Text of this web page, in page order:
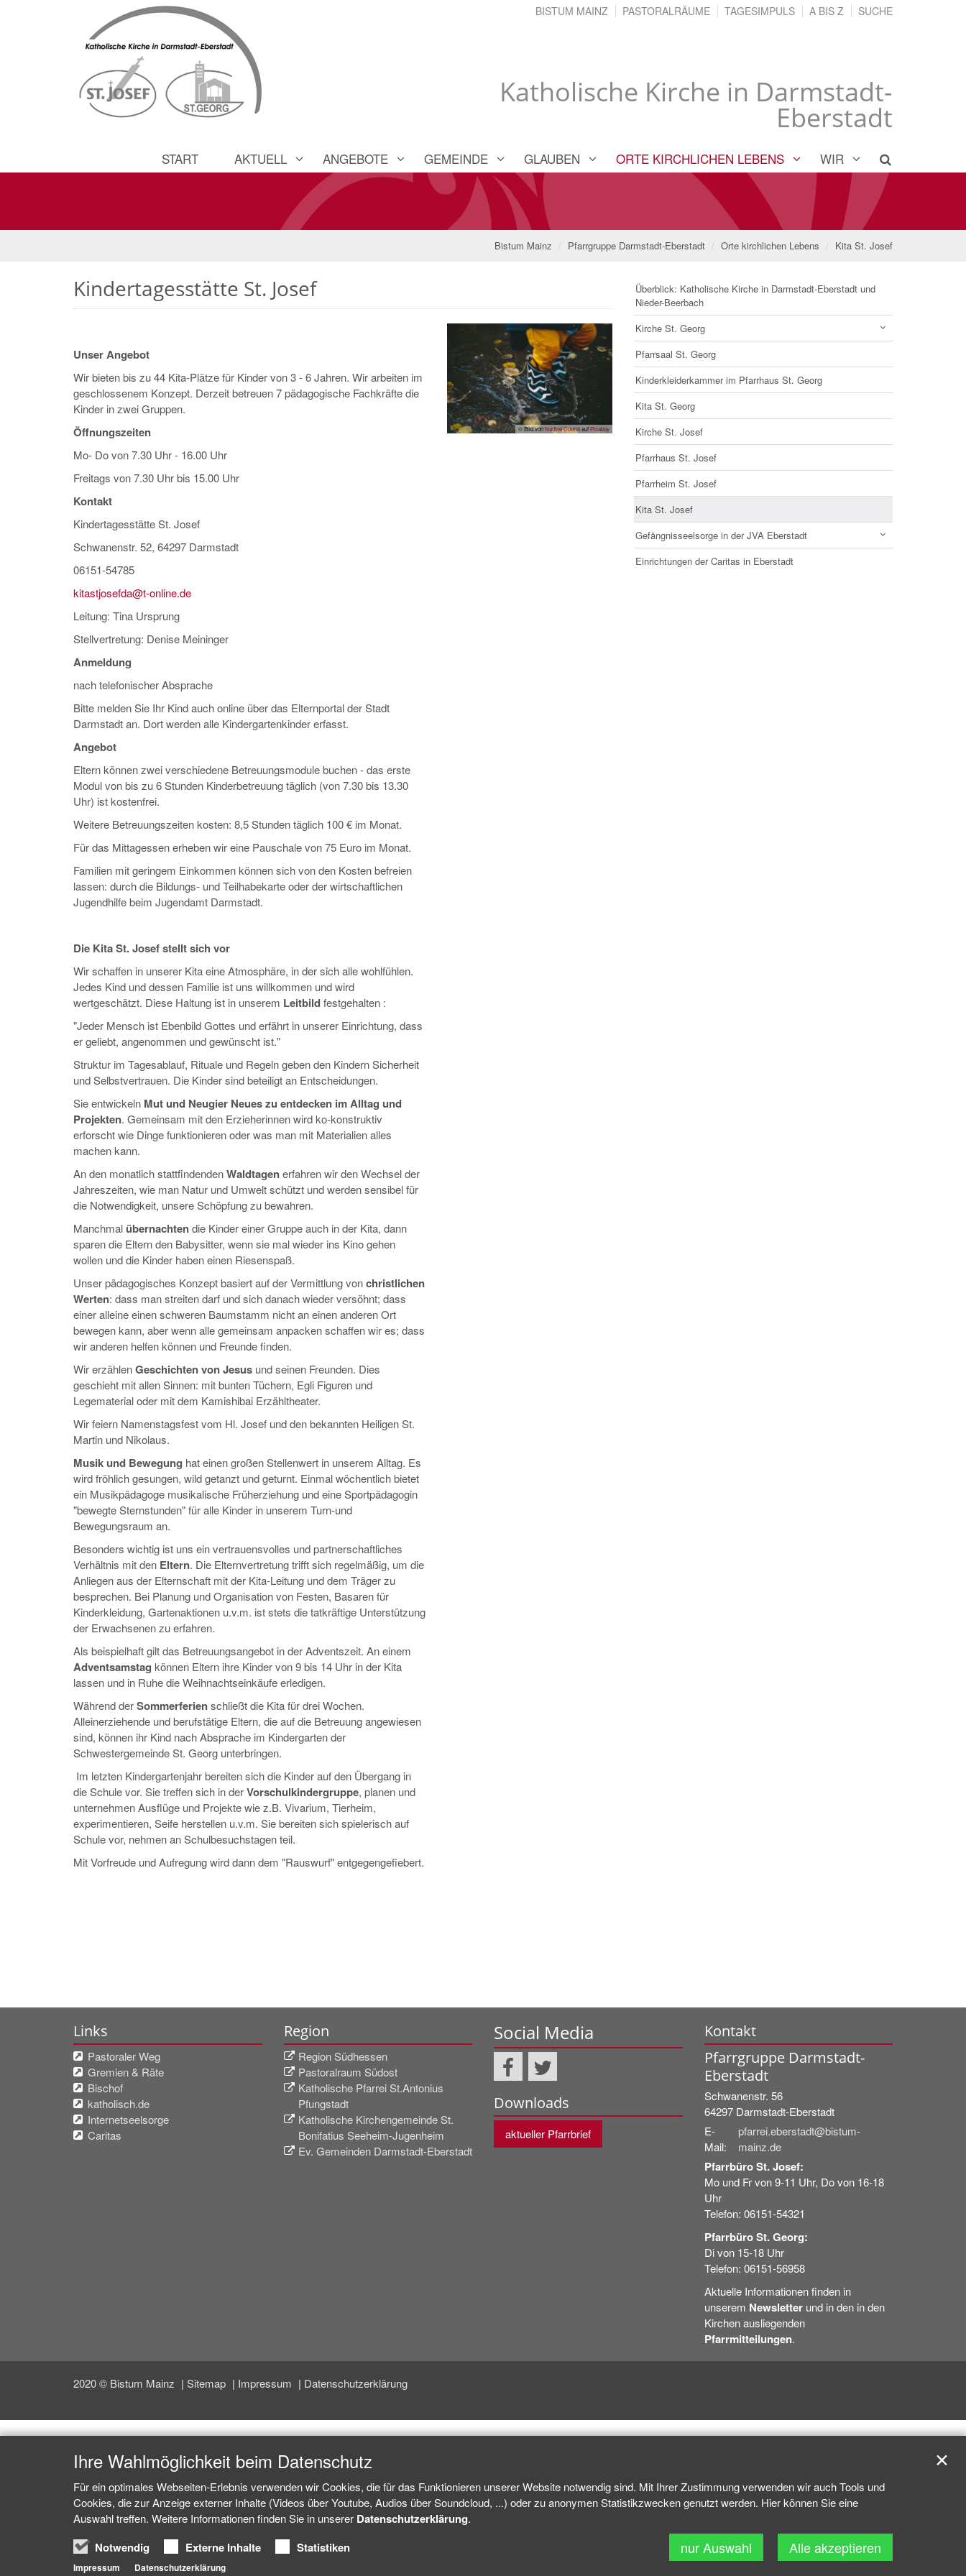
Katholische Kirche in Darmstadt-
Eberstadt
BISTUM MAINZ PASTORALRÄUME TAGESIMPULS A BIS Z SUCHE
START AKTUELL ANGEBOTE GEMEINDE GLAUBEN ORTE KIRCHLICHEN LEBENS WIR
Bistum Mainz Pfarrgruppe Darmstadt-Eberstadt Orte kirchlichen Lebens Kita St. Josef
Kindertagesstätte St. Josef
© Bild vonNadine DoerléaufPixabay
Unser Angebot
Wir bieten bis zu 44 Kita-Plätze für Kinder von 3 - 6 Jahren. Wir arbeiten im
geschlossenem Konzept. Derzeit betreuen 7 pädagogische Fachkräfte die
Kinder in zwei Gruppen.
Öffnungszeiten
Mo- Do von 7.30 Uhr - 16.00 Uhr
Freitags von 7.30 Uhr bis 15.00 Uhr
Kontakt
Kindertagesstätte St. Josef
Schwanenstr. 52, 64297 Darmstadt
06151-54785
kitastjosefda@t-online.de
Leitung: Tina Ursprung
Stellvertretung: Denise Meininger
Anmeldung
nach telefonischer Absprache
Bitte melden Sie Ihr Kind auch online über das Elternportal der Stadt
Darmstadt an. Dort werden alle Kindergartenkinder erfasst.
Angebot
Eltern können zwei verschiedene Betreuungsmodule buchen - das erste
Modul von bis zu 6 Stunden Kinderbetreuung täglich (von 7.30 bis 13.30
Uhr) ist kostenfrei.
Weitere Betreuungszeiten kosten: 8,5 Stunden täglich 100 € im Monat.
Für das Mittagessen erheben wir eine Pauschale von 75 Euro im Monat.
Familien mit geringem Einkommen können sich von den Kosten befreien
lassen: durch die Bildungs- und Teilhabekarte oder der wirtschaftlichen
Jugendhilfe beim Jugendamt Darmstadt.
Die Kita St. Josef stellt sich vor
Wir schaffen in unserer Kita eine Atmosphäre, in der sich alle wohlfühlen.
Jedes Kind und dessen Familie ist uns willkommen und wird
wertgeschätzt. Diese Haltung ist in unserem Leitbildfestgehalten :
"Jeder Mensch ist Ebenbild Gottes und erfährt in unserer Einrichtung, dass
er geliebt, angenommen und gewünscht ist."
Struktur im Tagesablauf, Rituale und Regeln geben den Kindern Sicherheit
und Selbstvertrauen. Die Kinder sind beteiligt an Entscheidungen.
Sie entwickeln Mut und Neugier Neues zu entdecken im Alltag und
Projekten. Gemeinsam mit den Erzieherinnen wird ko-konstruktiv
erforscht wie Dinge funktionieren oder was man mit Materialien alles
machen kann.
An den monatlich stattfindendenWaldtagenerfahren wir den Wechsel der
Jahreszeiten, wie man Natur und Umwelt schützt und werden sensibel für
die Notwendigkeit, unsere Schöpfung zu bewahren.
Manchmalübernachtendie Kinder einer Gruppe auch in der Kita, dann
sparen die Eltern den Babysitter, wenn sie mal wieder ins Kino gehen
wollen und die Kinder haben einen Riesenspaß.
Unser pädagogisches Konzept basiert auf der Vermittlung vonchristlichen
Werten: dass man streiten darf und sich danach wieder versöhnt; dass
einer alleine einen schweren Baumstamm nicht an einen anderen Ort
bewegen kann, aber wenn alle gemeinsam anpacken schaffen wir es; dass
wir anderen helfen können und Freunde finden.
Wir erzählenGeschichten von Jesus und seinen Freunden. Dies
geschieht mit allen Sinnen: mit bunten Tüchern, Egli Figuren und
Legematerial oder mit dem Kamishibai Erzähltheater.
Wir feiern Namenstagsfest vom Hl. Josef und den bekannten Heiligen St.
Martin und Nikolaus.
Musik und Bewegung hat einen großen Stellenwert in unserem Alltag. Es
wird fröhlich gesungen, wild getanzt und geturnt. Einmal wöchentlich bietet
ein Musikpädagoge musikalische Früherziehung und eine Sportpädagogin
"bewegte Sternstunden" für alle Kinder in unserem Turn-und
Bewegungsraum an.
Besonders wichtig ist uns ein vertrauensvolles und partnerschaftliches
Verhältnis mit den Eltern. Die Elternvertretung trifft sich regelmäßig, um die
Anliegen aus der Elternschaft mit der Kita-Leitung und dem Träger zu
besprechen. Bei Planung und Organisation von Festen, Basaren für
Kinderkleidung, Gartenaktionen u.v.m. ist stets die tatkräftige Unterstützung
der Erwachsenen zu erfahren.
Als beispielhaft gilt das Betreuungsangebot in der Adventszeit. An einem
Adventsamstag können Eltern ihre Kinder von 9 bis 14 Uhr in der Kita
lassen und in Ruhe die Weihnachtseinkäufe erledigen.
Während derSommerferienschließt die Kita für drei Wochen.
Alleinerziehende und berufstätige Eltern, die auf die Betreuung angewiesen
sind, können ihr Kind nach Absprache im Kindergarten der
Schwestergemeinde St. Georg unterbringen.
Im letzten Kindergartenjahr bereiten sich die Kinder auf den Übergang in
die Schule vor. Sie treffen sich in derVorschulkindergruppe, planen und
unternehmen Ausflüge und Projekte wie z.B. Vivarium, Tierheim,
experimentieren, Seife herstellen u.v.m. Sie bereiten sich spielerisch auf
Schule vor, nehmen an Schulbesuchstagen teil.
Mit Vorfreude und Aufregung wird dann dem "Rauswurf" entgegengefiebert.
Überblick: Katholische Kirche in Darmstadt-Eberstadt und
Nieder-Beerbach
Kirche St. Georg
Pfarrsaal St. Georg
Kinderkleiderkammer im Pfarrhaus St. Georg
Kita St. Georg
Kirche St. Josef
Pfarrhaus St. Josef
Pfarrheim St. Josef
Kita St. Josef
Gefängnisseelsorge in der JVA Eberstadt
Einrichtungen der Caritas in Eberstadt
Links
Pastoraler Weg
Gremien & Räte
Bischof
katholisch.de
Internetseelsorge
Caritas
Region
Region Südhessen
Pastoralraum Südost
Katholische Pfarrei St.Antonius
Pfungstadt
Katholische Kirchengemeinde St.
Bonifatius Seeheim-Jugenheim
Ev. Gemeinden Darmstadt-Eberstadt
Social Media
Downloads
aktueller Pfarrbrief
Kontakt
Pfarrgruppe Darmstadt-
Eberstadt
Schwanenstr. 56
64297 Darmstadt-Eberstadt
E-
Mail:
pfarrei.eberstadt@bistum-
mainz.de
Pfarrbüro St. Josef:
Mo und Fr von 9-11 Uhr, Do von 16-18
Uhr
Telefon: 06151-54321
Pfarrbüro St. Georg:
Di von 15-18 Uhr
Telefon: 06151-56958
Aktuelle Informationen finden in
unserem Newsletterund in den in den
Kirchen ausliegenden
Pfarrmitteilungen.
2020 © Bistum Mainz Sitemap Impressum Datenschutzerklärung
Ihre Wahlmöglichkeit beim Datenschutz
Für ein optimales Webseiten-Erlebnis verwenden wir Cookies, die für das Funktionieren unserer Website notwendig sind. Mit Ihrer Zustimmung verwenden wir auch Tools und
Cookies, die zur Anzeige externer Inhalte (Videos über Youtube, Audios über Soundcloud, ...) oder zu anonymen Statistikzwecken genutzt werden. Hier können Sie eine
Auswahl treffen. Weitere Informationen finden Sie in unserer Datenschutzerklärung.
Notwendig Externe Inhalte Statistiken nur Auswahl Alle akzeptieren
✕
Impressum Datenschutzerklärung